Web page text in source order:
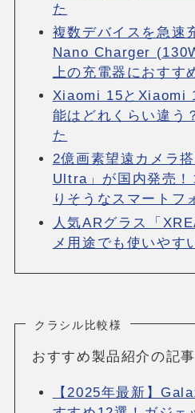
た
複数デバイスを急速
Nano Charger
上の充電器におすす
Xiaomi 15とXiaomi
能はどれくらい違う
た
2億画素望遠カメラ
Ultra」が国内発売
りそうなスマートフ
人気ARグラス「
メ用途でも使いやす
クラシル比較様
おすすめ製品紹介の記
【2025年最新】